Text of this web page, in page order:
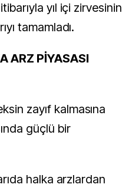
yıl içi zirvesinin
tamamladı.
ARZ PİYASASI
zayıf kalmasına
güçlü bir
halka arzlardan